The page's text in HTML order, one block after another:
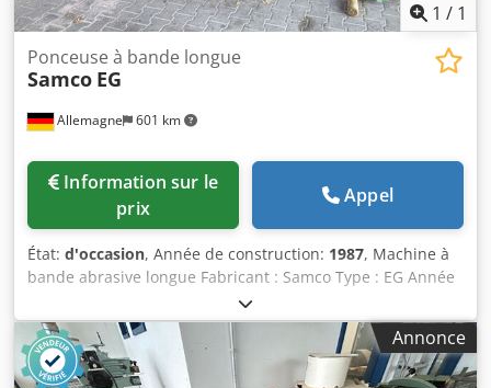
1 / 1
Allemagne 601 km
Ponceuse à bande longue
Samco EG
prix
Appel
État: d'occasion, Année de construction: 1987, Machine à
bande abrasive longue Fabricant : Samco Type : EG Année
de fabrication : 1987 Dwedpjxdnrgefx Alboa Longueur de
ponçage : 3 000 mm Inclut des bandes de rechange ä3826
Annonce